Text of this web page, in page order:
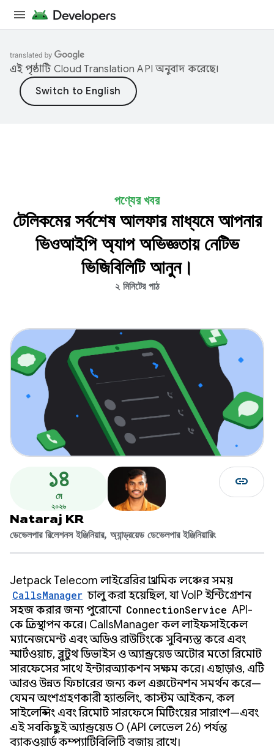
এই পৃষ্ঠাটি Cloud Translation API অনুবাদ করেছে।
পণ্যের খবর
টেলিকমের সর্বশেষ আলফার মাধ্যমে আপনার
ভিওআইপি অ্যাপ অভিজ্ঞতায় নেটিভ
ভিজিবিলিটি আনুন।
২ মিনিটের পাঠ
১৪
মে
২০২৬
Nataraj KR
ডেভেলপার রিলেশনস ইঞ্জিনিয়ার, অ্যান্ড্রয়েড ডেভেলপার ইঞ্জিনিয়ারিং
link
Jetpack Telecom লাইব্রেরির প্রাথমিক লঞ্চের সময়
CallsManager চালু করা হয়েছিল, যা VoIP ইন্টিগ্রেশন
সহজ করার জন্য পুরোনো ConnectionService API-
কে প্রতিস্থাপন করে। CallsManager কল লাইফসাইকেল
ম্যানেজমেন্ট এবং অডিও রাউটিংকে সুবিন্যস্ত করে এবং
স্মার্টওয়াচ, ব্লুটুথ ডিভাইস ও অ্যান্ড্রয়েড অটোর মতো রিমোট
সারফেসের সাথে ইন্টারঅ্যাকশন সক্ষম করে। এছাড়াও, এটি
আরও উন্নত ফিচারের জন্য কল এক্সটেনশন সমর্থন করে—
যেমন অংশগ্রহণকারী হ্যান্ডলিং, কাস্টম আইকন, কল
সাইলেন্সিং এবং রিমোট সারফেসে মিটিংয়ের সারাংশ—এবং
এই সবকিছুই অ্যান্ড্রয়েড O (API লেভেল 26) পর্যন্ত
ব্যাকওয়ার্ড কম্প্যাটিবিলিটি বজায় রাখে।